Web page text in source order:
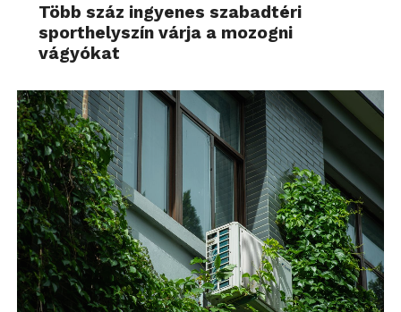
Több száz ingyenes szabadtéri
sporthelyszín várja a mozogni
vágyókat